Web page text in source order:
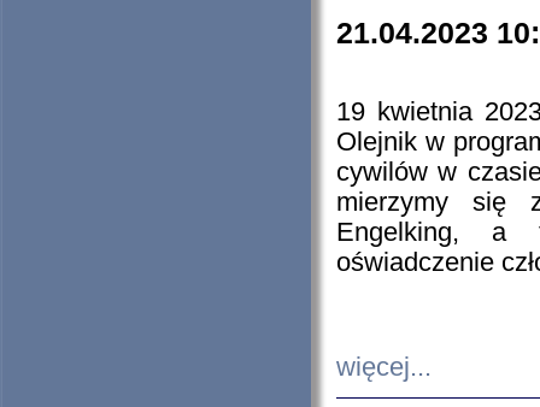
21.04.2023
19 kwietnia
Olejnik w
cywilów w
mierzymy się
Engelking, a
oświadczenie
więcej...